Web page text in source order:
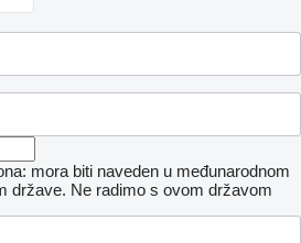
mora biti naveden u međunarodnom
države. Ne radimo s ovom državom